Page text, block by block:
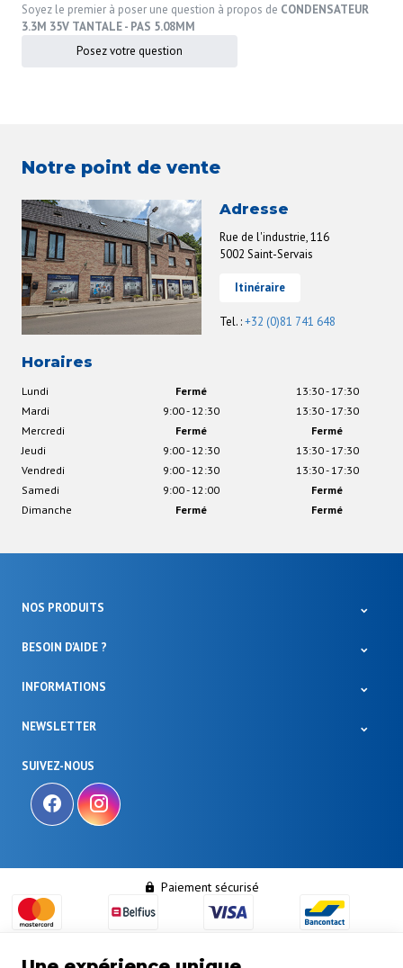
Soyez le premier à poser une question à propos de CONDENSATEUR
3.3M 35V TANTALE - PAS 5.08MM
Posez votre question
Notre point de vente
Adresse
Rue de l'industrie, 116
5002 Saint-Servais
Itinéraire
Tel. :+32 (0)81 741 648
Horaires
Lundi Fermé
13:30 - 17:30
Mardi
9:00 - 12:30
13:30 - 17:30
Mercredi
Fermé
Fermé
Jeudi
9:00 - 12:30
13:30 - 17:30
Vendredi
9:00 - 12:30
13:30 - 17:30
Samedi
9:00 - 12:00
Fermé
Dimanche
Fermé Fermé
NOS PRODUITS
BESOIN D'AIDE ?
INFORMATIONS
SUIVEZ-NOUS
NEWSLETTER
Paiement sécurisé